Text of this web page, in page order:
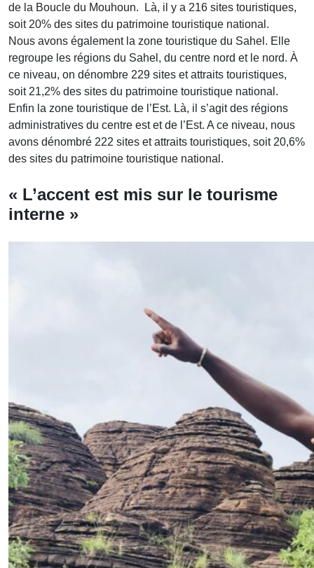
de la Boucle du Mouhoun. Là, il y a 216 sites touristiques,
soit 20% des sites du patrimoine touristique national.
Nous avons également la zone touristique du Sahel. Elle
regroupe les régions du Sahel, du centre nord et le nord. À
ce niveau, on dénombre 229 sites et attraits touristiques,
soit 21,2% des sites du patrimoine touristique national.
Enfin la zone touristique de l’Est. Là, il s’agit des régions
administratives du centre est et de l’Est. A ce niveau, nous
avons dénombré 222 sites et attraits touristiques, soit 20,6%
des sites du patrimoine touristique national.
« L’accent est mis sur le tourisme
interne »